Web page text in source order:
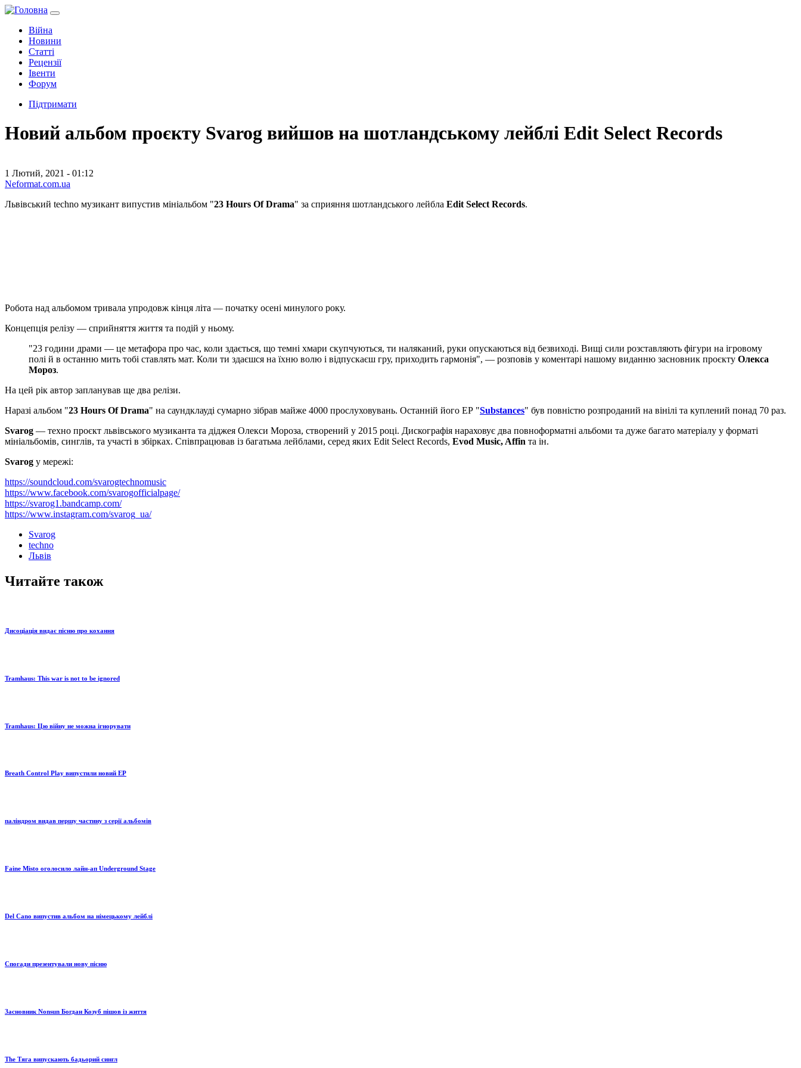
Війна
Новини
Статті
Рецензії
Івенти
Форум
Підтримати
Новий альбом проєкту Svarog вийшов на шотландському лейблі Edit Select Records
1 Лютий, 2021 - 01:12
Neformat.com.ua
Львівський techno музикант випустив мініальбом "23 Hours Of Drama" за сприяння шотландського лейбла Edit Select Records.
Робота над альбомом тривала упродовж кінця літа — початку осені минулого року.
Концепція релізу — сприйняття життя та подій у ньому.
"23 години драми — це метафора про час, коли здається, що темні хмари скупчуються, ти наляканий, руки опускаються від безвиході. Вищі сили розставляють фігури на ігровому
полі й в останню мить тобі ставлять мат. Коли ти здаєшся на їхню волю і відпускаєш гру, приходить гармонія", — розповів у коментарі нашому виданню засновник проєкту Олекса
Мороз.
На цей рік автор запланував ще два релізи.
Наразі альбом "23 Hours Of Drama" на саундклауді сумарно зібрав майже 4000 прослуховувань. Останній його ЕР "Substances" був повністю розпроданий на вінілі та куплений понад 70 раз.
Svarog — техно проєкт львівського музиканта та діджея Олекси Мороза, створений у 2015 році. Дискографія нараховує два повноформатні альбоми та дуже багато матеріалу у форматі
мініальбомів, синглів, та участі в збірках. Співпрацював із багатьма лейблами, серед яких Edit Select Records, Evod Music, Affin та ін.
Svarog у мережі:
https://soundcloud.com/svarogtechnomusic
https://www.facebook.com/svarogofficialpage/
https://svarog1.bandcamp.com/
https://www.instagram.com/svarog_ua/
Svarog
techno
Львів
Читайте також
Дисоціація видає пісню про кохання
Tramhaus: Тhis war is not to be ignored
Tramhaus: Цю війну не можна ігнорувати
Breath Control Play випустили новий EP
паліндром видав першу частину з серії альбомів
Faine Misto оголосило лайн-ап Underground Stage
Del Cano випустив альбом на німецькому лейблі
Спогади презентували нову пісню
Засновник Nonsun Богдан Козуб пішов із життя
The Тяга випускають бадьорий сингл